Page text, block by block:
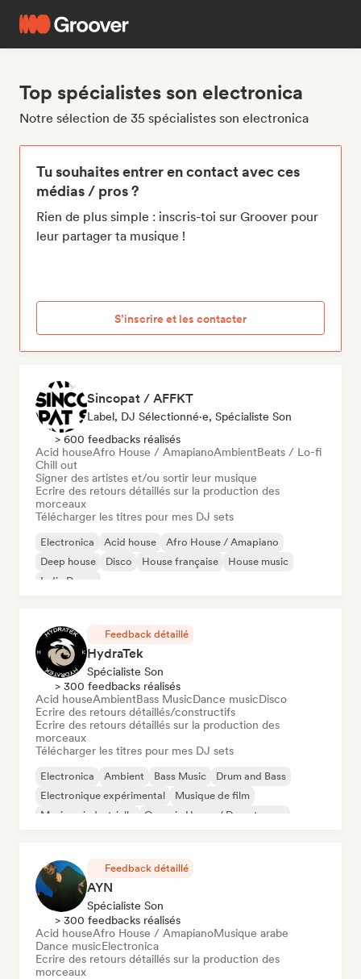
Top spécialistes son electronica
Notre sélection de 35 spécialistes son electronica
Tu souhaites entrer en contact avec ces
médias / pros ?
Rien de plus simple : inscris-toi sur Groover pour
leur partager ta musique !
S’inscrire et les contacter
Sincopat / AFFKT
Label, DJ Sélectionné·e, Spécialiste Son
> 600 feedbacks réalisés
Acid houseAfro House / AmapianoAmbientBeats / Lo-fi
Chill out
Signer des artistes et/ou sortir leur musique
Ecrire des retours détaillés sur la production des
morceaux
Télécharger les titres pour mes DJ sets
Electronica Acid house
Afro House / Amapiano
Deep house
Disco House française
House music
Indie Dance
Feedback détaillé
HydraTek
Spécialiste Son
> 300 feedbacks réalisés
Acid houseAmbientBass MusicDance musicDisco
Ecrire des retours détaillés/constructifs
Ecrire des retours détaillés sur la production des
morceaux
Télécharger les titres pour mes DJ sets
Electronica Ambient Bass Music
Drum and Bass
Electronique expérimental
Musique de film
Musique industrielle
Organic House / Downtempo
Feedback détaillé
AYN
Spécialiste Son
> 300 feedbacks réalisés
Acid houseAfro House / AmapianoMusique arabe
Dance musicElectronica
Ecrire des retours détaillés sur la production des
morceaux